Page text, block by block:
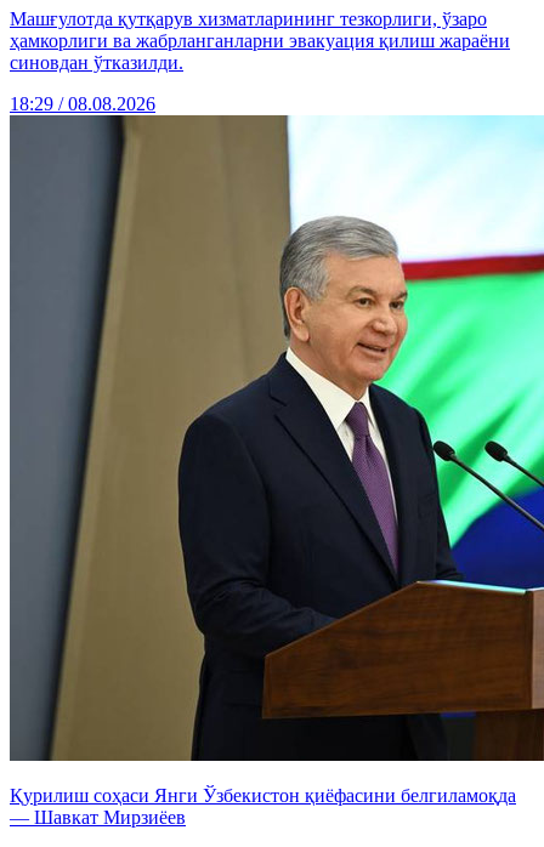
Машғулотда қутқарув хизматларининг тезкорлиги, ўзаро
ҳамкорлиги ва жабрланганларни эвакуация қилиш жараёни
синовдан ўтказилди.
18:29 / 08.08.2026
Қурилиш соҳаси Янги Ўзбекистон қиёфасини белгиламоқда
— Шавкат Мирзиёев